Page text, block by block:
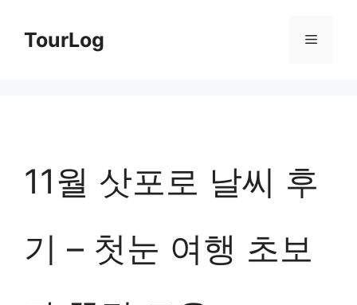
TourLog 메
11월 삿포로 날씨 후
기 – 첫눈 여행 초보